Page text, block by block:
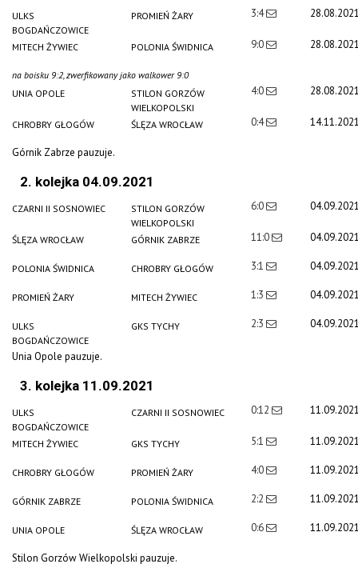
ULKS
BOGDAŃCZOWICE
PROMIEŃ ŻARY 3:4
MITECH ŻYWIEC POLONIA ŚWIDNICA 9:0
na boisku 9:2, zwerfikowany jako walkower 9:0
UNIA OPOLE
STILON GORZÓW
WIELKOPOLSKI
4:0
CHROBRY GŁOGÓW ŚLĘZA WROCŁAW 0:4
Górnik Zabrze pauzuje.
2. kolejka 04.09.2021
CZARNI II SOSNOWIEC
STILON GORZÓW
WIELKOPOLSKI
6:0
ŚLĘZA WROCŁAW GÓRNIK ZABRZE 11:0
POLONIA ŚWIDNICA CHROBRY GŁOGÓW 3:1
PROMIEŃ ŻARY MITECH ŻYWIEC 1:3
ULKS
BOGDAŃCZOWICE
GKS TYCHY 2:3
Unia Opole pauzuje.
3. kolejka 11.09.2021
ULKS
BOGDAŃCZOWICE
CZARNI II SOSNOWIEC 0:12
MITECH ŻYWIEC GKS TYCHY 5:1
CHROBRY GŁOGÓW PROMIEŃ ŻARY 4:0
GÓRNIK ZABRZE POLONIA ŚWIDNICA 2:2
UNIA OPOLE ŚLĘZA WROCŁAW 0:6
Stilon Gorzów Wielkopolski pauzuje.